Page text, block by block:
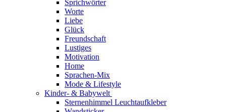
Sprichwörter
Worte
Liebe
Glück
Freundschaft
Lustiges
Motivation
Home
Sprachen-Mix
Mode & Lifestyle
Kinder- & Babywelt
Sternenhimmel Leuchtaufkleber